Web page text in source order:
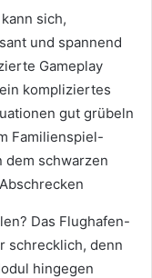
sich,
und spannend
Gameplay
kompliziertes
gut grübeln
Familienspiel-
schwarzen
Das Flughafen-
schrecklich, denn
hingegen